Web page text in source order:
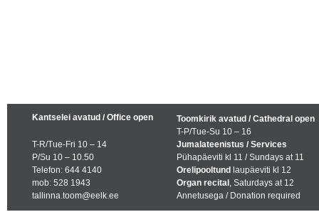
Kantselei avatud / Office open
T-R/Tue-Fri 10 – 14
P/Su 10 – 10.50
Telefon: 644 4140
mob: 528 1943
tallinna.toom@eelk.ee
Toomkirik avatud / Cathedral open
T-P/Tue-Su 10 – 16
Jumalateenistus / Services
Pühapäeviti kl 11 / Sundays at 11
Orelipooltund laupäeviti kl 12
Organ recital , Saturdays at 12
Annetusega / Donation required